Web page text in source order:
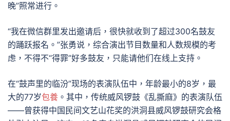
晚”照常进行。
“我在微信群里发出邀请后，很快就收到了超过300名鼓友
的踊跃报名。”张勇说，综合演出节目数量和人数规模的考
虑，不得不“得罪”好多鼓友，只能请他们在线上支持。
在“鼓声里的临汾”现场的表演队伍中，年龄最小的8岁，最
大的77岁包養 。其中，传统威风锣鼓《乱撕麻》的表演队伍
——曾获得中国民间文艺山花奖的洪洞县威风锣鼓研究会格